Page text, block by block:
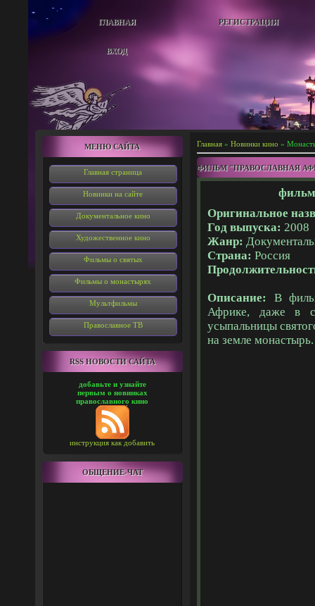
ГЛАВНАЯ РЕГИСТРАЦИЯ
ВХОД
МЕНЮ САЙТА
Главная страница
Новинки на сайте
Документальное кино
Художественное кино
Фильмы о святых
Фильмы о монастырях
Мультфильмы
Православное ТВ
RSS НОВОСТИ САЙТА
добавьте и узнайте
первым о новинках
православного кино
инструкция как добавить
ОБЩЕНИЕ-ЧАТ
Главная » Новинки кино »
ФИЛЬМ "ПРАВОСЛАВНАЯ
фильм
Оригинальное
Год выпуска: 2008
Жанр:
Страна: Россия
Описание:
В
Африке, даже в
усыпальницы
на земле монастырь.